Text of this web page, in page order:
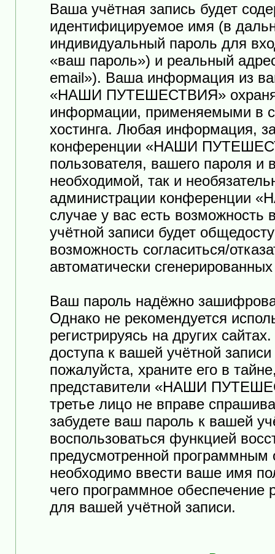
Ваша учётная запись будет
идентифицируемое имя (в
индивидуальный пароль для
«ваш пароль») и реальный
email»). Ваша информация из
«НАШИ ПУТЕШЕСТВИЯ»
информации, применяемыми в
хостинга. Любая информация,
конференции «НАШИ
пользователя, вашего пароля
необходимой, так и
администрации
случае у вас есть
учётной записи будет
возможность согласиться/
автоматически
Ваш пароль надёжно
Однако не рекомендуется
регистрируясь на других
доступа к вашей учётной
пожалуйста, храните его в
представители «НАШИ
третье лицо не вправе
забудете ваш пароль к вашей
воспользоваться функцией
предусмотренной
необходимо ввести ваше имя
чего программное обеспечение
для вашей учётной записи.